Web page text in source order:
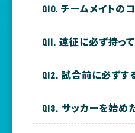
チームメイトの
遠征に必ず持っ
試合前に必ずす
サッカーを始め